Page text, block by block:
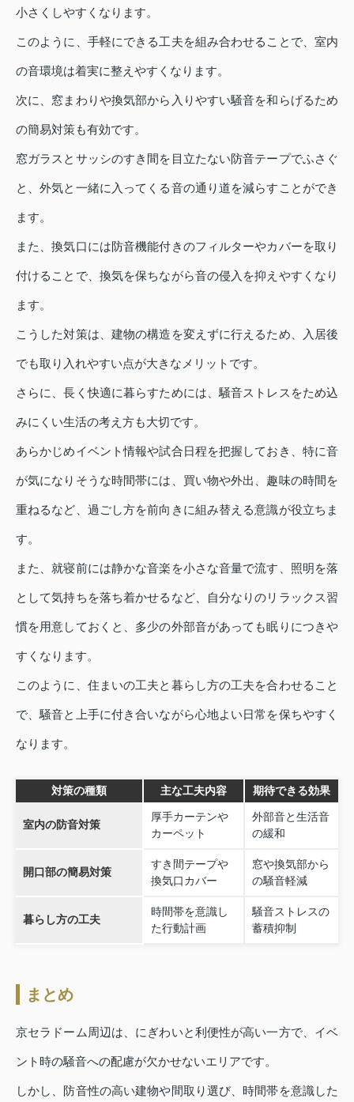
小さくしやすくなります。
このように、手軽にできる工夫を組み合わせることで、室内
の音環境は着実に整えやすくなります。
次に、窓まわりや換気部から入りやすい騒音を和らげるため
の簡易対策も有効です。
窓ガラスとサッシのすき間を目立たない防音テープでふさぐ
と、外気と一緒に入ってくる音の通り道を減らすことができ
ます。
また、換気口には防音機能付きのフィルターやカバーを取り
付けることで、換気を保ちながら音の侵入を抑えやすくなり
ます。
こうした対策は、建物の構造を変えずに行えるため、入居後
でも取り入れやすい点が大きなメリットです。
さらに、長く快適に暮らすためには、騒音ストレスをため込
みにくい生活の考え方も大切です。
あらかじめイベント情報や試合日程を把握しておき、特に音
が気になりそうな時間帯には、買い物や外出、趣味の時間を
重ねるなど、過ごし方を前向きに組み替える意識が役立ちま
す。
また、就寝前には静かな音楽を小さな音量で流す、照明を落
として気持ちを落ち着かせるなど、自分なりのリラックス習
慣を用意しておくと、多少の外部音があっても眠りにつきや
すくなります。
このように、住まいの工夫と暮らし方の工夫を合わせること
で、騒音と上手に付き合いながら心地よい日常を保ちやすく
なります。
対策の種類 主な工夫内容 期待できる効果
室内の防音対策
厚手カーテンや
カーペット
外部音と生活音
の緩和
開口部の簡易対策
すき間テープや
換気口カバー
窓や換気部から
の騒音軽減
暮らし方の工夫
時間帯を意識し
た行動計画
騒音ストレスの
蓄積抑制
まとめ
京セラドーム周辺は、にぎわいと利便性が高い一方で、イベ
ント時の騒音への配慮が欠かせないエリアです。
しかし、防音性の高い建物や間取り選び、時間帯を意識した